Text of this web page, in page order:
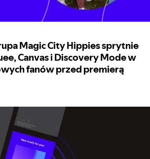
Magic City Hippies sprytnie
Canvas i Discovery Mode w
fanów przed premierą